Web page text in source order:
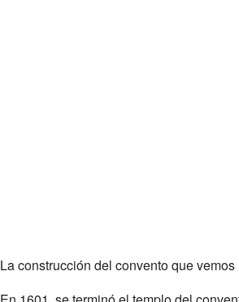
La construcción del convento que